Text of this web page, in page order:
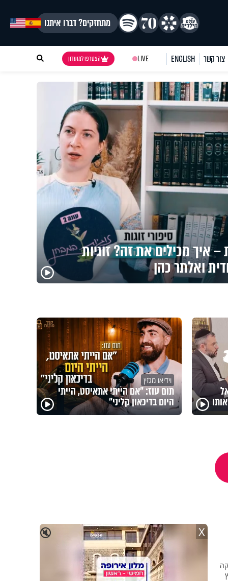
מתחזקים? דברו איתנו
צור קשר ENGLISH
LIVE הצטרפו למועדון
איך מכילים את זה? זוגיות
ואלתר כהן
וידיאו מגזין
תום עוז: "אם הייתי אתאיסט, הייתי
היום בדיכאון קליני"
בערוץ
🔇 X